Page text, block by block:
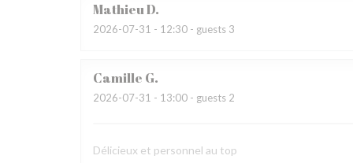
MathieuD
2026-07-31 - 12:30 - guests 3
Camille G
2026-07-31 - 13:00 - guests 2
Délicieux et personnel au top